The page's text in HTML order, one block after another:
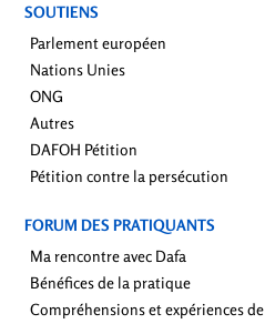
SOUTIENS
Parlement européen
Nations Unies
ONG
Autres
DAFOH Pétition
Pétition contre la persécution
FORUM DES PRATIQUANTS
Ma rencontre avec Dafa
Bénéfices de la pratique
Compréhensions et expériences